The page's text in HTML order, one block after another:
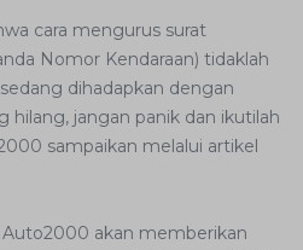
cara mengurus surat
Nomor Kendaraan) tidaklah
dihadapkan dengan
hilang, jangan panik dan ikutilah
sampaikan melalui artikel
Auto2000 akan memberikan